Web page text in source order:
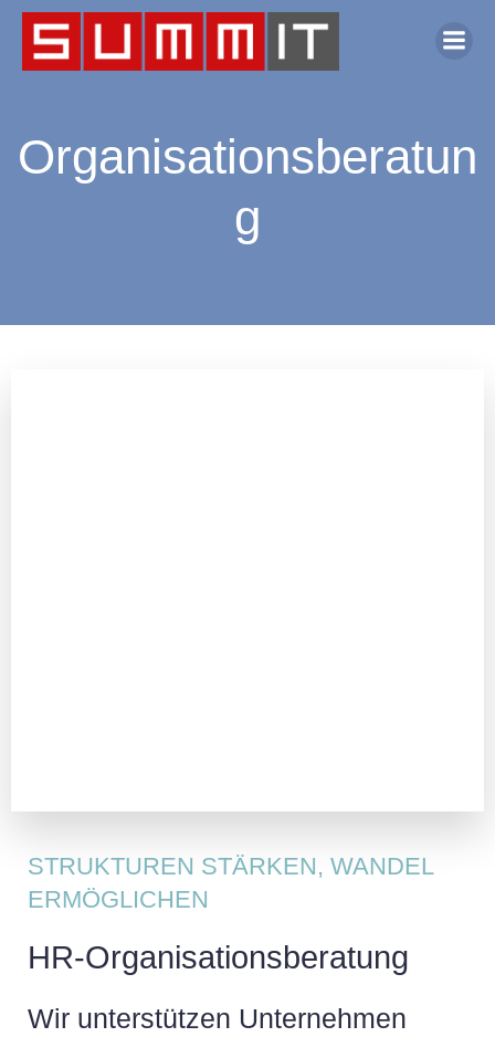
Organisationsberatun
g
STRUKTUREN STÄRKEN, WANDEL
ERMÖGLICHEN
HR-Organisationsberatung
Wir unterstützen Unternehmen